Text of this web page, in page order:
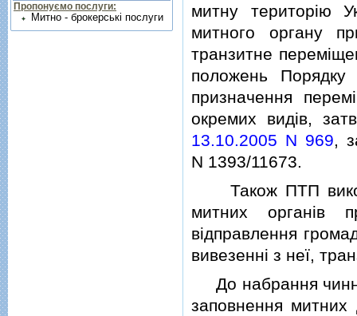
митну територiю
митного органу
транзитне
положень
призначення
окремих видiв,
13.10.2005 N 969,
N 1393/11673.
Також ПТП
митних органiв
вiдправлення
вивезеннi з неї,
До набрання
заповнення митних
Пропонуємо послуги:
Митно - брокерські послуги